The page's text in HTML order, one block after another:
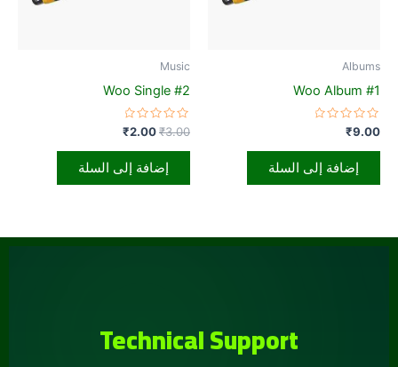
Albums
Woo Album #1
تم
التقييم
0
₹9.00
إضافة إلى السلة
Music
Woo Single #2
تم
التقييم
0
₹3.00
₹2.00
إضافة إلى السلة
Technical Support